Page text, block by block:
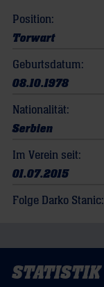
Position:
Torwart
Geburtsdatum:
08.10.1978
Nationalität:
Serbien
Im Verein seit:
01.07.2015
Folge Darko Stanic:
STATISTIK